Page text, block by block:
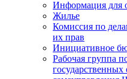
Информация для
Жилье
Комиссия по
их прав
Инициативное
Рабочая группа
государственных